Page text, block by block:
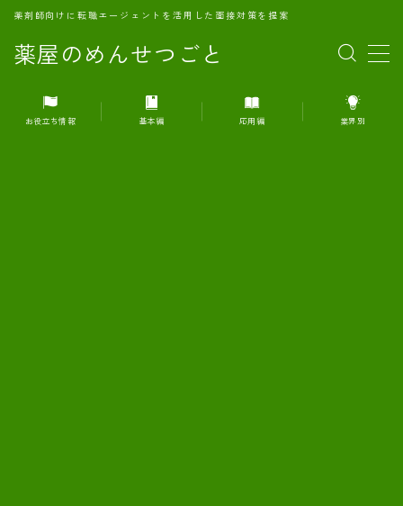
薬屋のめんせつごと
薬剤師向けに転職エージェントを活用した面接対策を提案
MENU
1.転職エージェントとは何か？
お役立ち情報 基本編 応用編 業界別